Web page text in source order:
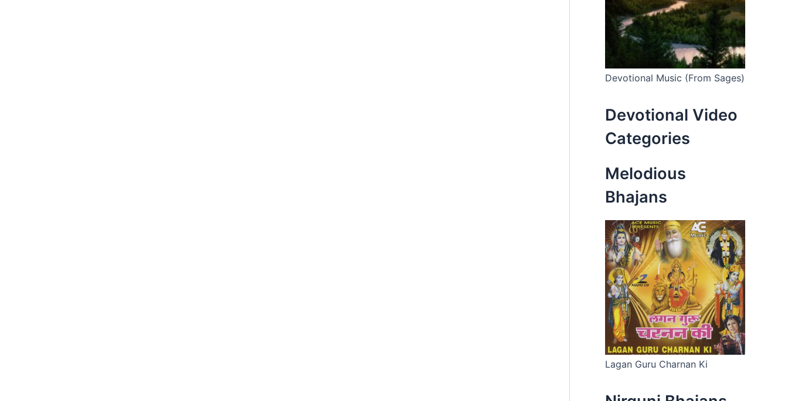
Devotional Music (From Sages)
Devotional Video
Categories
Melodious
Bhajans
Lagan Guru Charnan Ki